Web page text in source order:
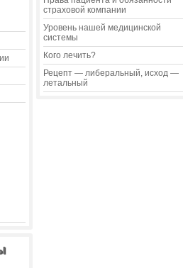
страховой компании
Уровень нашей медицинской
системы
Кого лечить?
Рецепт — либеральный, исход —
летальный